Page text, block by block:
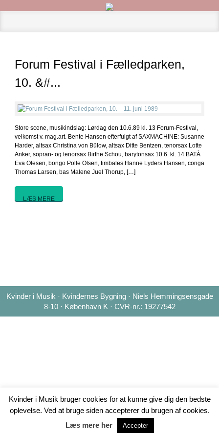
Forum Festival i Fælledparken,
10. &#...
Store scene, musikindslag: Lørdag den 10.6.89 kl. 13 Forum-Festival,
velkomst v. mag.art. Bente Hansen efterfulgt af SAXMACHINE: Susanne
Harder, altsax Christina von Bülow, altsax Ditte Bentzen, tenorsax Lotte
Anker, sopran- og tenorsax Birthe Schou, barytonsax 10.6. kl. 14 BATÀ
Eva Olesen, bongo Polle Olsen, timbales Hanne Lyders Hansen, conga
Thomas Larsen, bas Malene Juel Thorup, […]
LÆS MERE
Kvinder i Musik · Kvindernes Bygning · Niels Hemmingsensgade
8-10 · København K · CVR-nr.: 19277542
Kvinder i Musik bruger cookies for at kunne give dig den bedste
oplevelse. Ved at bruge siden accepterer du brugen af cookies.
Læs mere her
Accepter